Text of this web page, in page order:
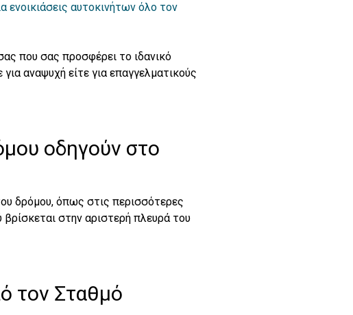
ενοικιάσεις αυτοκινήτων όλο τον
που σας προσφέρει το ιδανικό
αναψυχή είτε για επαγγελματικούς
οδηγούν στο
δρόμου, όπως στις περισσότερες
στην αριστερή πλευρά του
τον Σταθμό